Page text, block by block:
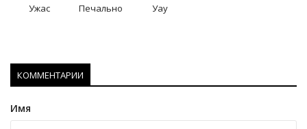
Ужас Печально Уау
КОММЕНТАРИИ
Имя